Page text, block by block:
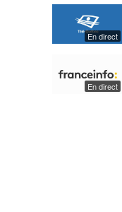
En direct
En direct